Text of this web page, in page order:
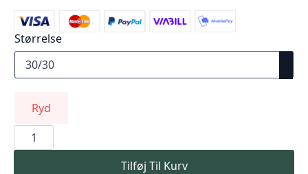
Størrelse
Ryd
COMFORT
PANTS
VETIVER–
Tilføj Til Kurv